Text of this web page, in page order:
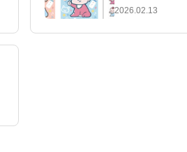
2026.02.13